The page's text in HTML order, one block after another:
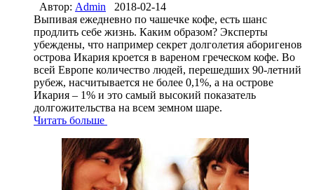
Автор: Admin
2018-02-14
Выпивая ежедневно по чашечке кофе, есть шанс
продлить себе жизнь. Каким образом? Эксперты
убеждены, что например секрет долголетия аборигенов
острова Икария кроется в вареном греческом кофе. Во
всей Европе количество людей, перешедших 90-летний
рубеж, насчитывается не более 0,1%, а на острове
Икария – 1% и это самый высокий показатель
долгожительства на всем земном шаре.
Читать больше